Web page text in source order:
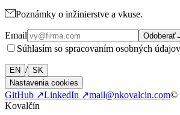
Poznámky o inžinierstve a vkuse.
Email Odoberať
Súhlasím so spracovaním osobných
EN / SK
Nastavenia cookies
GitHub ↗LinkedIn ↗mail@nkovalcin.com©
Kovalčín